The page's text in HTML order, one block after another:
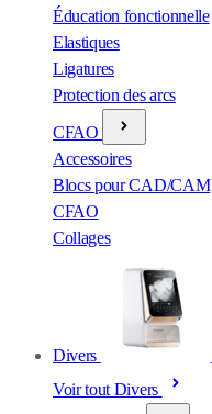
Éducation fonctionnelle
Elastiques
Ligatures
Protection des arcs
CFAO
Accessoires
Blocs pour CAD/CAM
CFAO
Collages
Divers
Voir tout Divers